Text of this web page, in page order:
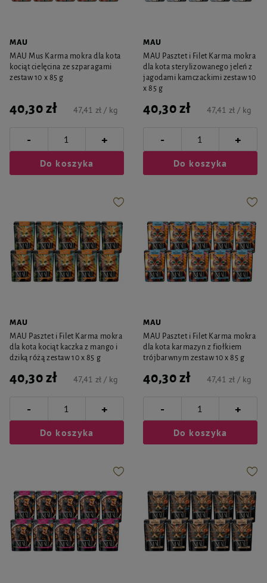
MAU
MAU Mus Karma mokra dla kota
kociąt cielęcina ze szparagami
zestaw 10 x 85 g
40,30 zł 47,41 zł / kg
- +
Do koszyka
MAU
MAU Pasztet i Filet Karma mokra
dla kota sterylizowanego jeleń z
jagodami kamczackimi zestaw 10
x 85 g
40,30 zł 47,41 zł / kg
- +
Do koszyka
MAU
MAU Pasztet i Filet Karma mokra
dla kota kociąt kaczka z mango i
dziką różą zestaw 10 x 85 g
40,30 zł 47,41 zł / kg
- +
Do koszyka
MAU
MAU Pasztet i Filet Karma mokra
dla kota karmazyn z fiołkiem
trójbarwnym zestaw 10 x 85 g
40,30 zł 47,41 zł / kg
- +
Do koszyka